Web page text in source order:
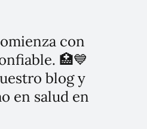
con
🏥💙
blog y
en salud en